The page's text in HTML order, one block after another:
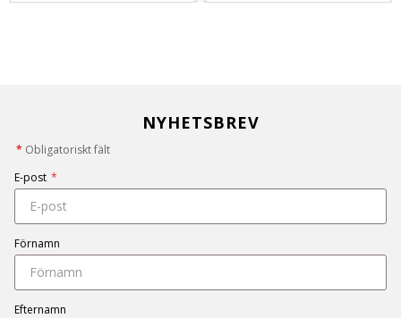
NYHETSBREV
* Obligatoriskt fält
E-post *
Förnamn
Efternamn